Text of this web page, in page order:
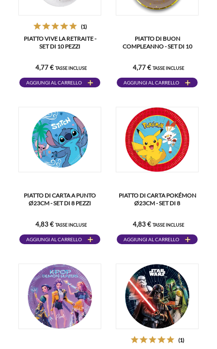
(1)
PIATTO VIVE LA RETRAITE -
SET DI 10 PEZZI
4,77 € TASSE INCLUSE
AGGIUNGI AL CARRELLO
PIATTO DI BUON
COMPLEANNO - SET DI 10
4,77 € TASSE INCLUSE
AGGIUNGI AL CARRELLO
PIATTO DI CARTA A PUNTO
Ø23CM - SET DI 8 PEZZI
4,83 € TASSE INCLUSE
AGGIUNGI AL CARRELLO
PIATTO DI CARTA POKÉMON
Ø23CM - SET DI 8
4,83 € TASSE INCLUSE
AGGIUNGI AL CARRELLO
(1)